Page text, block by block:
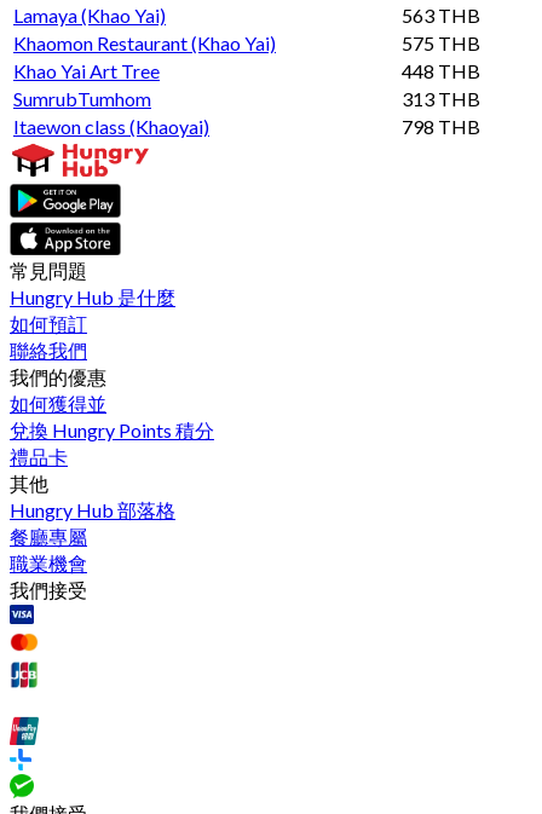
Lamaya (Khao Yai)
563 THB
Khaomon Restaurant (Khao Yai)
575 THB
Khao Yai Art Tree
448 THB
SumrubTumhom
313 THB
Itaewon class (Khaoyai)
798 THB
常見問題
Hungry Hub 是什麼
如何預訂
聯絡我們
我們的優惠
如何獲得並
兌換 Hungry Points 積分
禮品卡
其他
Hungry Hub 部落格
餐廳專屬
職業機會
我們接受